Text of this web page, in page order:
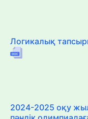
Логикалық
2024-2025 оқу